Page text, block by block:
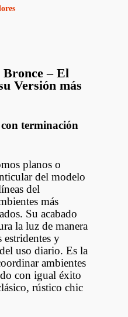
– El
Versión más
terminación
planos o
del modelo
del
más
Su acabado
la luz de manera
y
uso diario. Es la
ambientes
con igual éxito
rústico chic